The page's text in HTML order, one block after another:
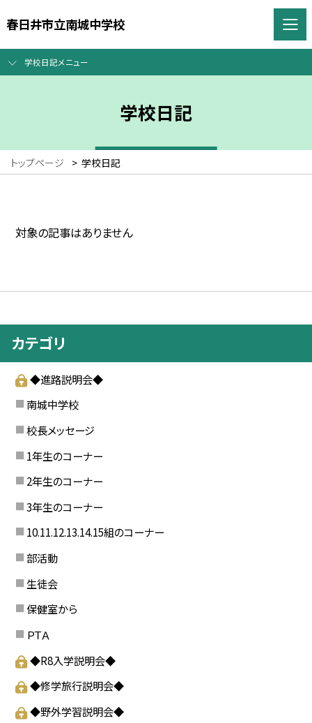
春日井市立南城中学校
学校日記メニュー
学校日記
トップページ > 学校日記
対象の記事はありません
カテゴリ
◆進路説明会◆
南城中学校
校長メッセージ
1年生のコーナー
2年生のコーナー
3年生のコーナー
10.11.12.13.14.15組のコーナー
部活動
生徒会
保健室から
ＰＴＡ
◆R8入学説明会◆
◆修学旅行説明会◆
◆野外学習説明会◆